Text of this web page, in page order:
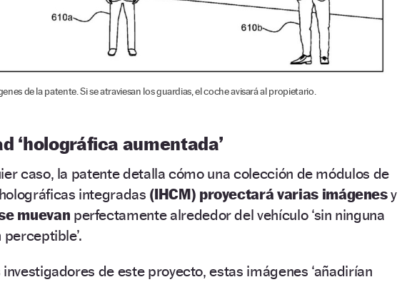
de la patente. Si se atraviesan los guardias, el coche avisará al propietario.
‘holográfica aumentada’
caso, la patente detalla cómo una colección de módulos de
integradas (IHCM) proyectará varias imágenesy
muevan perfectamente alrededor del vehículo ‘sin ninguna
investigadores de este proyecto, estas imágenes ‘añadirían